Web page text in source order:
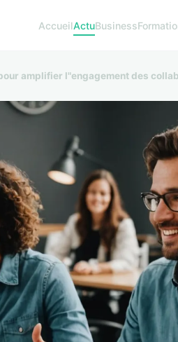
AccueilActuBusiness
amplifier l"engagement des